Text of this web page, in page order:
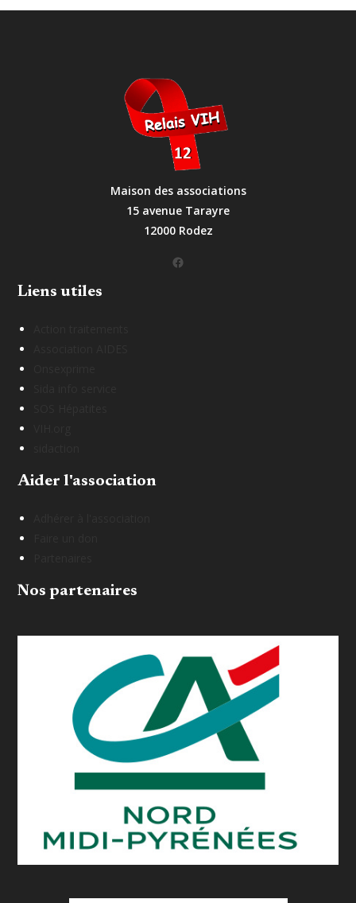
Maison des associations
15 avenue Tarayre
12000 Rodez
Facebook
Liens utiles
Aider l'association
Nos partenaires